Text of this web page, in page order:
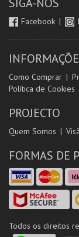
Facebook
Como Comprar
Política de Cookies
PROJECTO
Quem Somos
FORMAS DE
Todos os direitos